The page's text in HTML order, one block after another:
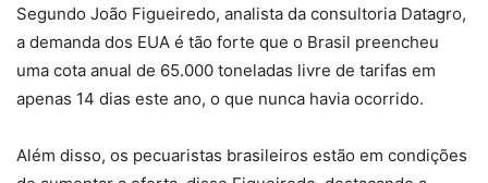
Segundo João Figueiredo, analista da consultoria Datagro,
a demanda dos EUA é tão forte que o Brasil preencheu
uma cota anual de 65.000 toneladas livre de tarifas em
apenas 14 dias este ano, o que nunca havia ocorrido.
Além disso, os pecuaristas brasileiros estão em condições